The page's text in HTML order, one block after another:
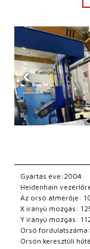
‹
Gyártás éve:2004
Heidenhain
Az orsó átmérője:
X irányú mozgás:
Y irányú mozgás:
Orsó
Orsón keresztüli